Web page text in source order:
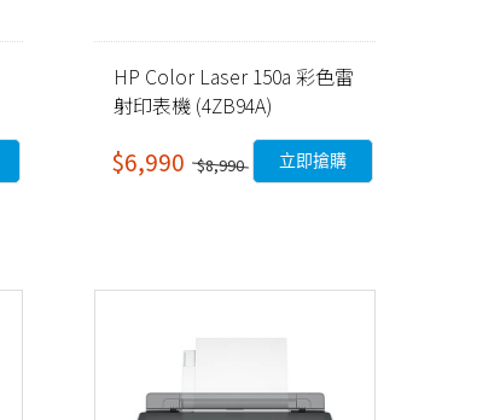
HP Color Laser 150a 彩色雷
射印表機 (4ZB94A)
$6,990 $8,990 立即搶購